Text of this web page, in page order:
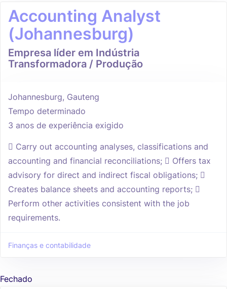
Accounting Analyst
(Johannesburg)
Empresa líder em Indústria
Transformadora / Produção
Johannesburg, Gauteng
Tempo determinado
3 anos de experiência exigido
 Carry out accounting analyses, classifications and
accounting and financial reconciliations;  Offers tax
advisory for direct and indirect fiscal obligations; 
Creates balance sheets and accounting reports; 
Perform other activities consistent with the job
requirements.
Finanças e contabilidade
Fechado